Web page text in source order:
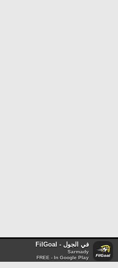
في الجول - FilGoal
Sarmady
FREE - In Google Play